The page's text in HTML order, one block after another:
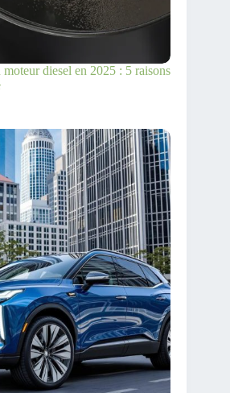
diesel en 2025 : 5 raisons